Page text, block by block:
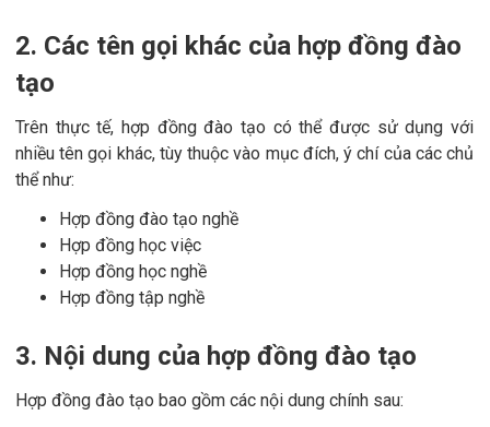
2. Các tên gọi khác của hợp đồng đào
tạo
Trên thực tế, hợp đồng đào tạo có thể được sử dụng với
nhiều tên gọi khác, tùy thuộc vào mục đích, ý chí của các chủ
thể như:
Hợp đồng đào tạo nghề
Hợp đồng học việc
Hợp đồng học nghề
Hợp đồng tập nghề
3. Nội dung của hợp đồng đào tạo
Hợp đồng đào tạo bao gồm các nội dung chính sau: